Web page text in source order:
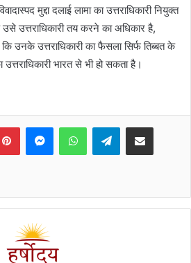
मुद्दा दलाई लामा का उत्तराधिकारी नियुक्त
उत्तराधिकारी तय करने का अधिकार है,
उनके उत्तराधिकारी का फैसला सिर्फ तिब्बत के
भारत से भी हो सकता है।
PinterestMessengerWhatsAppTelegramShare via Email